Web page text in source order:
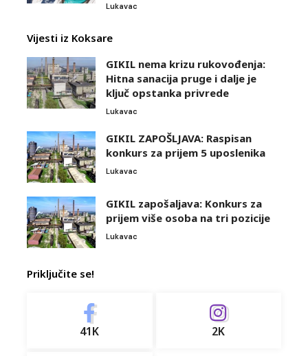
Lukavac
Vijesti iz Koksare
GIKIL nema krizu rukovođenja:
Hitna sanacija pruge i dalje je
ključ opstanka privrede
Lukavac
GIKIL ZAPOŠLJAVA: Raspisan
konkurs za prijem 5 uposlenika
Lukavac
GIKIL zapošaljava: Konkurs za
prijem više osoba na tri pozicije
Lukavac
Priključite se!
41K 2K